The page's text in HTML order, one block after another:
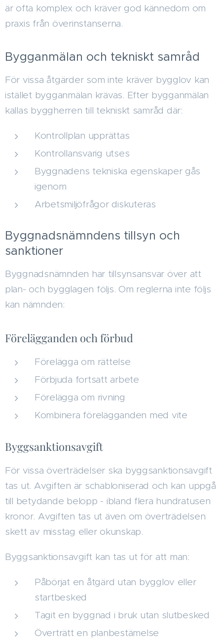
är ofta komplex och kräver god kännedom om
praxis från överinstanserna.
Bygganmälan och tekniskt samråd
För vissa åtgärder som inte kräver bygglov kan
istället bygganmälan krävas. Efter bygganmälan
kallas byggherren till tekniskt samråd där:
Kontrollplan upprättas
Kontrollansvarig utses
Byggnadens tekniska egenskaper gås
igenom
Arbetsmiljöfrågor diskuteras
Byggnadsnämndens tillsyn och
sanktioner
Byggnadsnämnden har tillsynsansvar över att
plan- och bygglagen följs. Om reglerna inte följs
kan nämnden:
Förelägganden och förbud
Förelägga om rättelse
Förbjuda fortsatt arbete
Förelägga om rivning
Kombinera förelägganden med vite
Byggsanktionsavgift
För vissa överträdelser ska byggsanktionsavgift
tas ut. Avgiften är schabloniserad och kan uppgå
till betydande belopp - ibland flera hundratusen
kronor. Avgiften tas ut även om överträdelsen
skett av misstag eller okunskap.
Byggsanktionsavgift kan tas ut för att man:
Påbörjat en åtgärd utan bygglov eller
startbesked
Tagit en byggnad i bruk utan slutbesked
Överträtt en planbestämelse